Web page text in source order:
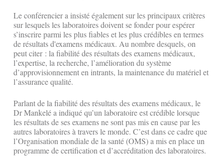
Le conférencier a insisté également sur les principaux critères
sur lesquels les laboratoires doivent se fonder pour espérer
s’inscrire parmi les plus fiables et les plus crédibles en termes
de résultats d'examens médicaux. Au nombre desquels, on
peut citer : la fiabilité des résultats des examens médicaux,
l’expertise, la recherche, l’amélioration du système
d’approvisionnement en intrants, la maintenance du matériel et
l’assurance qualité.
Parlant de la fiabilité des résultats des examens médicaux, le
Dr Mankelé a indiqué qu’un laboratoire est crédible lorsque
les résultats de ses examens ne sont pas mis en cause par les
autres laboratoires à travers le monde. C’est dans ce cadre que
l’Organisation mondiale de la santé (OMS) a mis en place un
programme de certification et d’accréditation des laboratoires.